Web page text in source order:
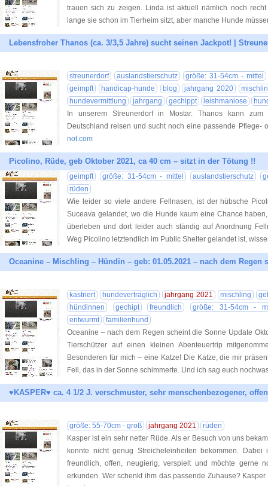
trauen sich zu zeigen. Linda ist aktuell nämlich noch
lange sie schon im Tierheim sitzt, aber manche Hunde
Lebensfroher Thanos (ca. 3/3,5 Jahre) sucht seinen Jackpot! |
streunerdorf auslandstierschutz
größe: 31-54cm - mittel
geimpft
handicap-hunde blog jahrgang 2020
hundevermittlung
jahrgang gechippt leishmaniose
In unserem Streunerdorf in Mostar. Thanos kann zum
Deutschland reisen und sucht noch eine passende Pflege-
not.com
Picolino, Rüde, geb Oktober 2021, ca 40 cm – sitzt in der Tötung !!
geimpft größe: 31-54cm - mittel auslandstierschutz
rüden
Wie leider so viele andere Fellnasen, ist der hübsche
Suceava gelandet, wo die Hunde kaum eine Chance
überleben und dort leider auch ständig auf Anordnung
Weg Picolino letztendlich im Public Shelter gelandet ist,
Oceanine – Mischling – Hündin – geb: 01.05.2021 – nach dem
kastriert hundeverträglich jahrgang 2021 mischling
hündinnen
gechipt freundlich
größe: 31-54cm -
entwurmt
familienhund
Oceanine – nach dem Regen scheint die Sonne Update
Tierschützer auf einen kleinen Abenteuertrip
Besonderen für mich – eine Katze! Die Katze, die mir
Fell, das in der Sonne schimmerte. Und ich sag euch
♥KASPER♥ ca. 4 1/2 J. verschmuster, sehr menschenbezogener,
größe: 55-70cm - groß jahrgang 2021
rüden
Kasper ist ein sehr netter Rüde. Als er Besuch von uns
konnte nicht genug Streicheleinheiten bekommen. Dabei
freundlich, offen, neugierig, verspielt und möchte gerne
erkunden. Wer schenkt ihm das passende Zuhause?